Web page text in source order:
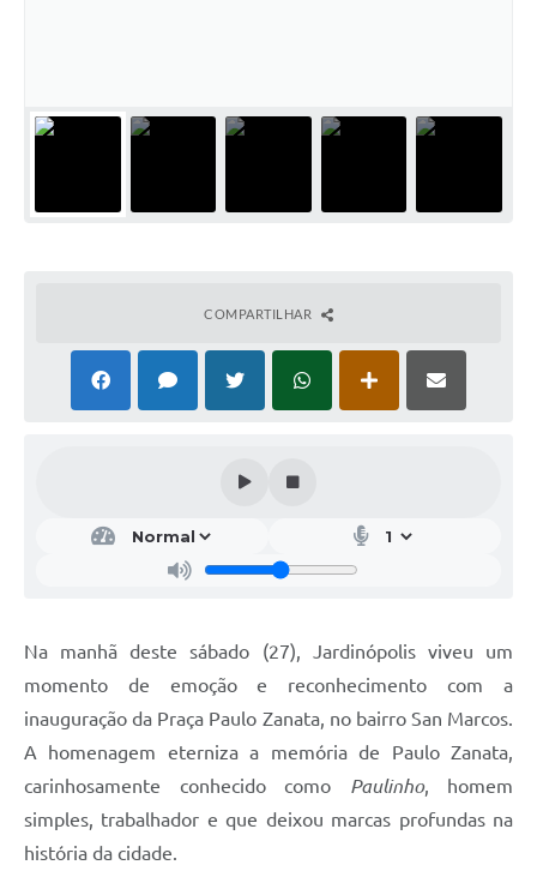
COMPARTILHAR
Na manhã deste sábado (27), Jardinópolis viveu um
momento de emoção e reconhecimento com a
inauguração da Praça Paulo Zanata, no bairro San Marcos.
A homenagem eterniza a memória de Paulo Zanata,
carinhosamente conhecido como Paulinho, homem
simples, trabalhador e que deixou marcas profundas na
história da cidade.